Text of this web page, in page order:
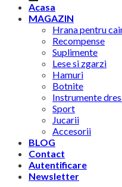
Acasa
MAGAZIN
Hrana pentru
Recompense
Suplimente
Lese si zgarzi
Hamuri
Botnite
Instrumente
Sport
Jucarii
Accesorii
BLOG
Contact
Autentificare
Newsletter